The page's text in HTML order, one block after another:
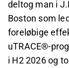
deltog man i
Boston som
foreløbige
uTRACE®-
i H2 2026 og